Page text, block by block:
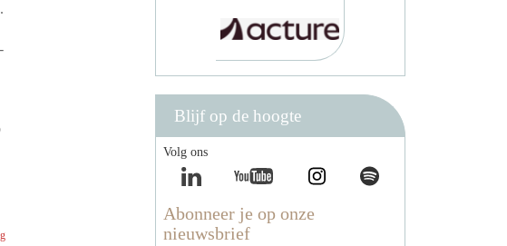
Blijf op de hoogte
Volg ons
Abonneer je op onze
nieuwsbrief